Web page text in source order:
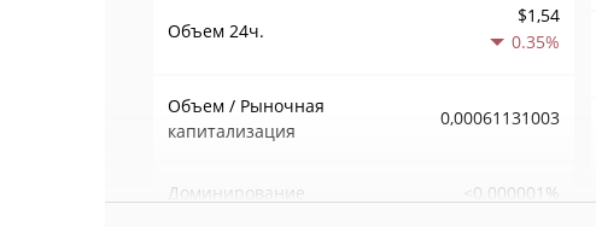
Объем 24ч.
$1,54
0.35%
Объем / Рыночная
капитализация
0,00061131003
Доминирование <0.000001%